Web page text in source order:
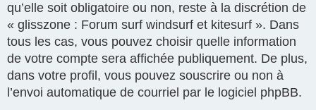
qu’elle soit obligatoire ou non, reste à la discrétion de
« glisszone : Forum surf windsurf et kitesurf ». Dans
tous les cas, vous pouvez choisir quelle information
de votre compte sera affichée publiquement. De plus,
dans votre profil, vous pouvez souscrire ou non à
l’envoi automatique de courriel par le logiciel phpBB.